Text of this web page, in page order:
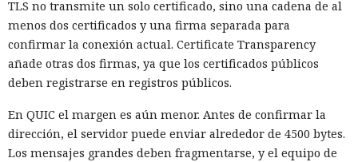
TLS no transmite un solo certificado, sino una cadena de al
menos dos certificados y una firma separada para
confirmar la conexión actual. Certificate Transparency
añade otras dos firmas, ya que los certificados públicos
deben registrarse en registros públicos.
En QUIC el margen es aún menor. Antes de confirmar la
dirección, el servidor puede enviar alrededor de 4500 bytes.
Los mensajes grandes deben fragmentarse, y el equipo de